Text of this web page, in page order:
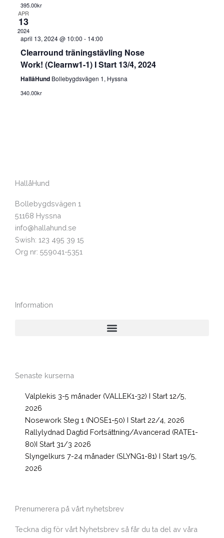
395.00kr
APR
13
2024
april 13, 2024 @ 10:00 - 14:00
Clearround träningstävling Nose
Work! (Clearnw1-1) I Start 13/4, 2024
HallåHund Bollebygdsvägen 1, Hyssna
340.00kr
HallåHund
Bollebygdsvägen 1
51168 Hyssna
info@hallahund.se
Swish: 123 495 39 15
Org nr: 559041-5351
Information
Senaste kurserna
Valplekis 3-5 månader (VALLEK1-32) I Start 12/5,
2026
Nosework Steg 1 (NOSE1-50) I Start 22/4, 2026
Rallylydnad Dagtid Fortsättning/Avancerad (RATE1-
80)I Start 31/3 2026
Slyngelkurs 7-24 månader (SLYNG1-81) I Start 19/5,
2026
Prenumerera på vårt nyhetsbrev
Teckna dig för vårt Nyhetsbrev så får du ta del av våra